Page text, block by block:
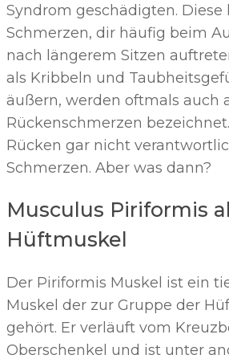
Syndrom geschädigten. Diese
Schmerzen, dir häufig beim
nach längerem Sitzen
als Kribbeln und
äußern, werden oftmals auch
Rückenschmerzen
Rücken gar nicht
Schmerzen. Aber was dann?
Musculus Piriformis
Hüftmuskel
Der Piriformis Muskel ist ein
Muskel der zur Gruppe der
gehört. Er verläuft vom
Oberschenkel und ist unter